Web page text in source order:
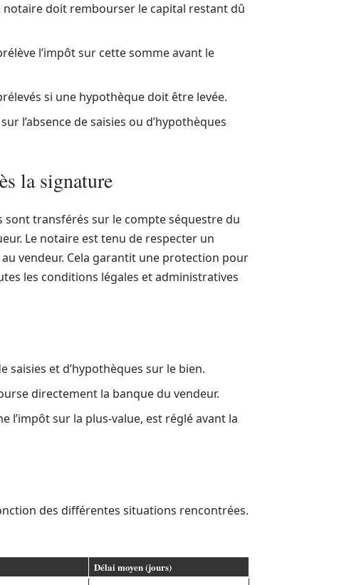
notaire doit rembourser le capital restant dû
l’impôt sur cette somme avant le
si une hypothèque doit être levée.
l’absence de saisies ou d’hypothèques
la signature
sont transférés sur le compte séquestre du
Le notaire est tenu de respecter un
vendeur. Cela garantit une protection pour
les conditions légales et administratives
saisies et d’hypothèques sur le bien.
directement la banque du vendeur.
l’impôt sur la plus-value, est réglé avant la
des différentes situations rencontrées.
Délai moyen (jours)